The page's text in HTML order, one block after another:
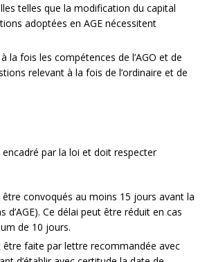
telles que la modification du capital
adoptées en AGE nécessitent
la fois les compétences de l’AGO et de
relevant à la fois de l’ordinaire et de
par la loi et doit respecter
convoqués au moins 15 jours avant la
Ce délai peut être réduit en cas
de 10 jours.
faite par lettre recommandée avec